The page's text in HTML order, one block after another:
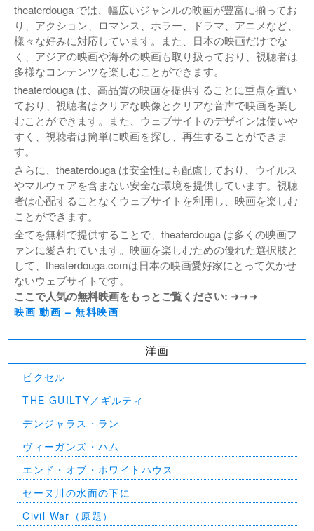
theaterdouga では、幅広いジャンルの映画が豊富に揃ってお
り、アクション、ロマンス、ホラー、ドラマ、アニメなど、
様々な好みに対応しています。また、日本の映画だけでな
く、アジアの映画や海外の映画も取り扱っており、視聴者は
多様なコンテンツを楽しむことができます。
theaterdouga は、高品質の映画を提供することに重点を置い
ており、視聴者はクリアな映像とクリアな音声で映画を楽し
むことができます。また、ウェブサイトのデザインは使いや
すく、視聴者は簡単に映画を探し、再生することができま
す。
さらに、theaterdouga は安全性にも配慮しており、ウイルス
やマルウェアを含まない安全な環境を提供しています。視聴
者は心配することなくウェブサイトを利用し、映画を楽しむ
ことができます。
全てを無料で提供することで、theaterdouga は多くの映画フ
ァンに愛されています。映画を楽しむための優れた選択肢と
して、theaterdouga.comは日本の映画愛好家にとって欠かせ
ないウェブサイトです。
ここで人気の無料映画をもっとご覧ください: ➜➜➜
映画 動画 – 無料映画
洋画
ピクセル
THE GUILTY／ギルティ
デンジャラス・ラン
ヴィーガンズ・ハム
エンド・オブ・ホワイトハウス
セーヌ川の水面の下に
Civil War（原題）